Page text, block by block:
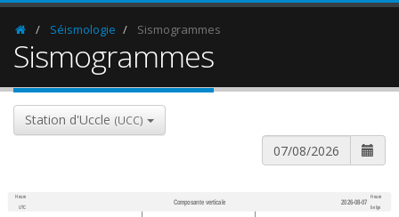
HomepageSéismologie Sismogrammes
Sismogrammes
Station d'Uccle (UCC)
Heure
UTC
Composante verticale 2026-08-07
Heure
belge